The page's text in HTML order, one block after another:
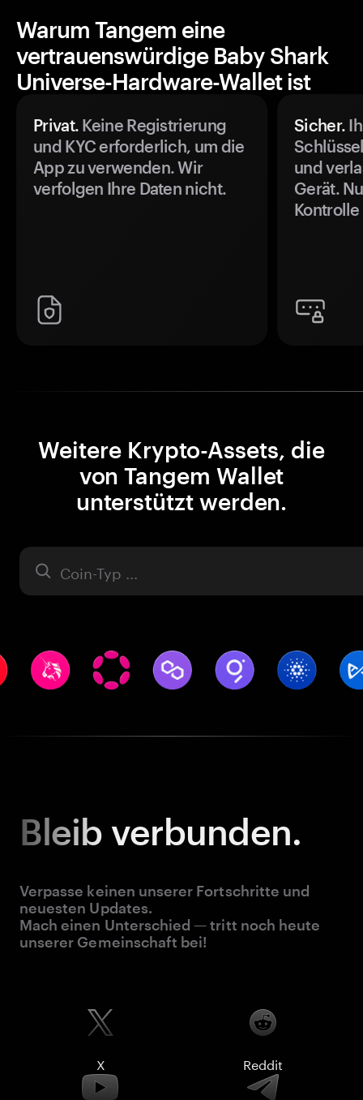
Warum Tangem eine
vertrauenswürdige Baby Shark
Universe-Hardware-Wallet ist
Privat. Keine Registrierung
und KYC erforderlich, um die
App zu verwenden. Wir
verfolgen Ihre Daten nicht.
Sicher.
und
Gerät.
Weitere Krypto-Assets, die
von Tangem Wallet
unterstützt werden.
Asset
Bleib verbunden.
Verpasse keinen unserer Fortschritte und
neuesten Updates.
Mach einen Unterschied — tritt noch heute
unserer Gemeinschaft bei!
X Reddit